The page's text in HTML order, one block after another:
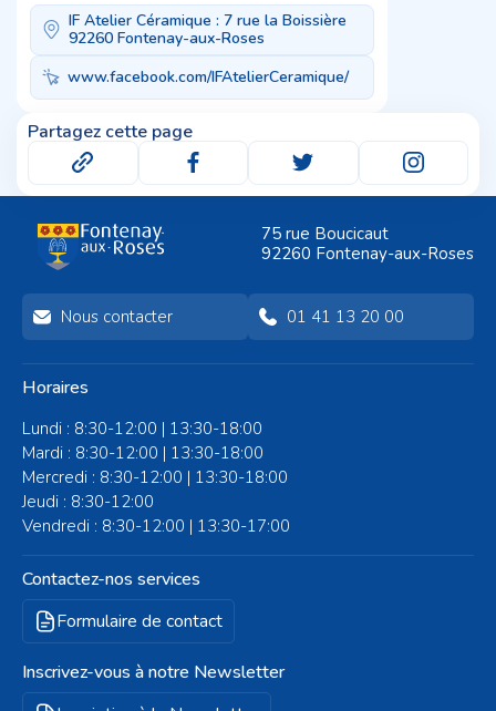
IF Atelier Céramique : 7 rue la Boissière
92260 Fontenay-aux-Roses
www.facebook.com/IFAtelierCeramique/
Partagez cette page
75 rue Boucicaut
92260 Fontenay-aux-Roses
Nous contacter 01 41 13 20 00
Horaires
Lundi : 8:30-12:00 | 13:30-18:00
Mardi : 8:30-12:00 | 13:30-18:00
Mercredi : 8:30-12:00 | 13:30-18:00
Jeudi : 8:30-12:00
Vendredi : 8:30-12:00 | 13:30-17:00
Contactez-nos services
Formulaire de contact
Inscrivez-vous à notre Newsletter